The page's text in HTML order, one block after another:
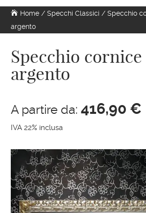
Home /Specchi Classici / Specchio
argento
Specchio
argento
A partire da:416,90 €
IVA 22% inclusa